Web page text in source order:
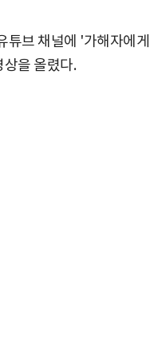
튜브 채널에 '가해자에게
을 올렸다.